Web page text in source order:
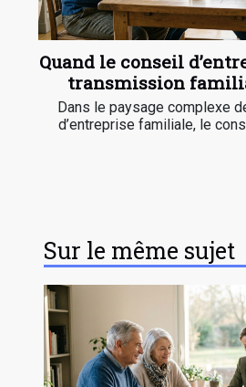
Quand le conseil
transmission
Dans le paysage complexe
d’entreprise familiale, le
Sur le même sujet